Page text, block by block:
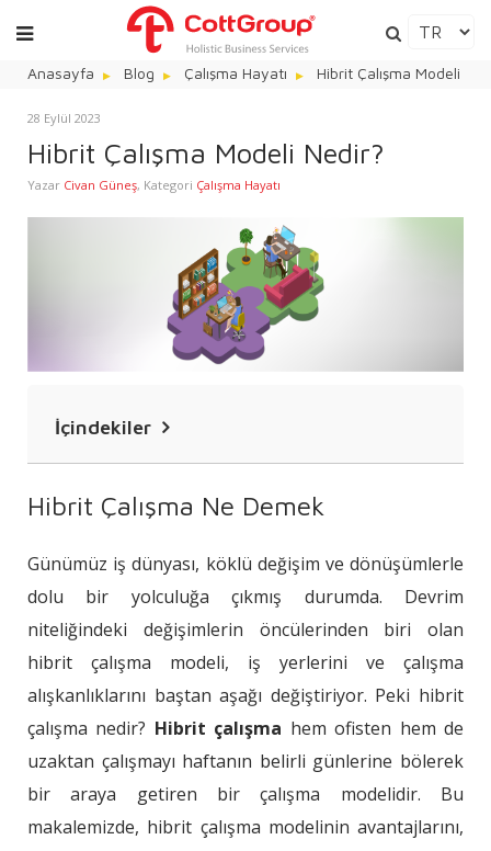
Anasayfa Blog Çalışma Hayatı Hibrit Çalışma Modeli
28 Eylül 2023
Hibrit Çalışma Modeli Nedir?
Yazar Civan Güneş, Kategori Çalışma Hayatı
İçindekiler
Hibrit Çalışma Modelinin Avantajları
Hibrit Çalışma Modelinin Zorlukları
Teknolojik Altyapının Hibrit Çalışmayı
Desteklemedeki Rolü
İnsan Kaynaklarının Hibrit Çalışma
Modeline Geçişi Kolaylaştırmadaki Rolü
Hibrit Çalışma Ortamları için İK Yönetimi
Stratejileri
Hibrit Çalışma Ne Demek
Günümüz iş dünyası, köklü değişim ve dönüşümlerle
dolu bir yolculuğa çıkmış durumda. Devrim
niteliğindeki değişimlerin öncülerinden biri olan
hibrit çalışma modeli, iş yerlerini ve çalışma
alışkanlıklarını baştan aşağı değiştiriyor. Peki hibrit
çalışma nedir? Hibrit çalışma hem ofisten hem de
uzaktan çalışmayı haftanın belirli günlerine bölerek
bir araya getiren bir çalışma modelidir. Bu
makalemizde, hibrit çalışma modelinin avantajlarını,